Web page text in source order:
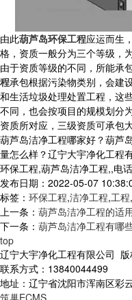
由此葫芦岛环保工程应运而生
格，资质一般分为三个等级，
由于资质等级的不同，所能承
程承包根据污染物类别，会建
和生活垃圾处理处置工程，这
不同，也会按项目的规模划分
资质所对应，三级资质可承包大
葫芦岛洁净工程哪家好？葫芦
量怎么样？辽宁大宇净化工程
环保工程,葫芦岛洁净工程,,电
发布日期：2022-05-07
标签： 环保工程,洁净工程,工程,
上一条： 葫芦岛洁净工程的适
下一条： 葫芦岛洁净工程有哪
top
辽宁大宇净化工程有限公司
联系方式：13840044499
地址：辽宁省沈阳市浑南区彩
筑巢ECMS